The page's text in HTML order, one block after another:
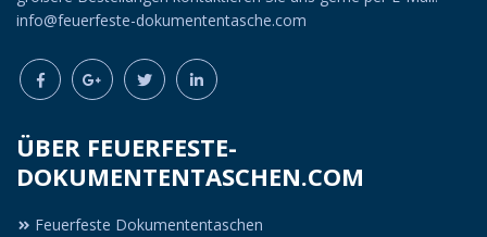
info@feuerfeste-dokumententasche.com
ÜBER FEUERFESTE-
DOKUMENTENTASCHEN.COM
Feuerfeste Dokumententaschen